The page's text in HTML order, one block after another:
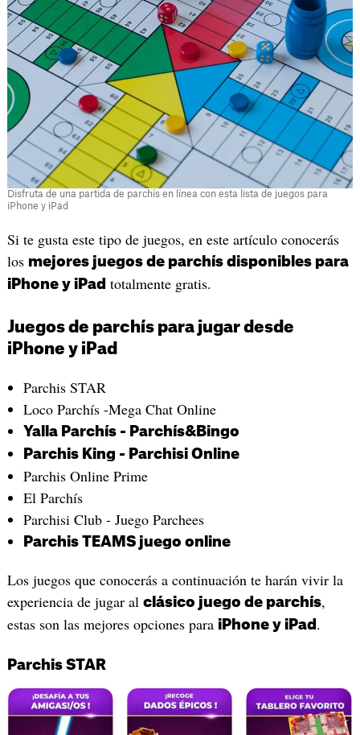
Disfruta de una partida de parchís en línea con esta lista de juegos para
iPhone y iPad
Si te gusta este tipo de juegos, en este artículo conocerás
los mejores juegos de parchís disponibles para
iPhone y iPad totalmente gratis.
Juegos de parchís para jugar desde
iPhone y iPad
Parchis STAR
Loco Parchís -Mega Chat Online
Yalla Parchís - Parchís&Bingo
Parchis King - Parchisi Online
Parchis Online Prime
El Parchís
Parchisi Club - Juego Parchees
Parchis TEAMS juego online
Los juegos que conocerás a continuación te harán vivir la
experiencia de jugar al clásico juego de parchís,
estas son las mejores opciones para iPhone y iPad .
Parchis STAR